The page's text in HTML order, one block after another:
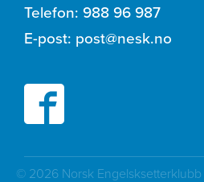
Telefon: 988 96 987
E-post: post@nesk.no
© 2026 Norsk Engelsksetterklubb